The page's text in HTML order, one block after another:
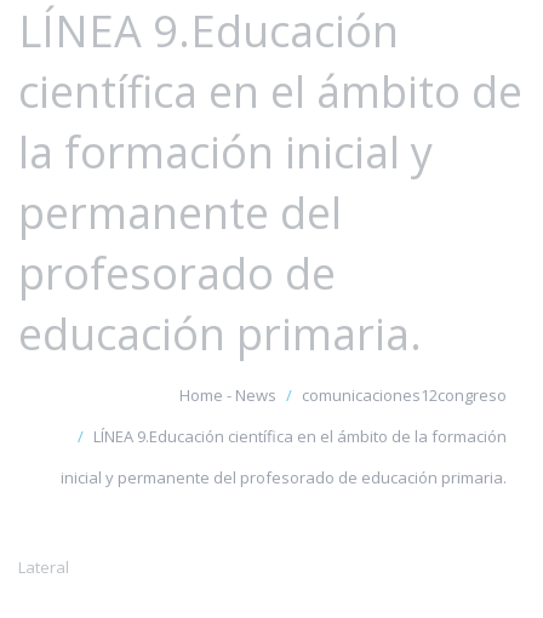
LÍNEA 9.Educación
científica en el ámbito de
la formación inicial y
permanente del
profesorado de
educación primaria.
Home - News
comunicaciones12congreso
LÍNEA 9.Educación científica en el ámbito de la formación
inicial y permanente del profesorado de educación primaria.
Lateral